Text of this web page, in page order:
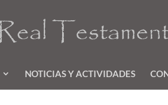
NOTICIAS Y ACTIVIDADES